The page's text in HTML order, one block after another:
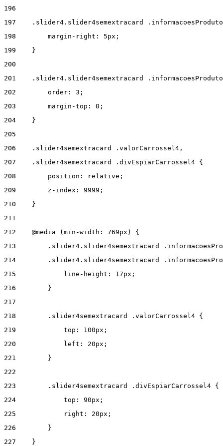
196
197
.slider4.slider4semextracard
198
        margin-right: 5px;
199
    }
200
201
.slider4.slider4semextracard
202
        order: 3;
203
        margin-top: 0;
204
    }
205
206
    .slider4semextracard .valorCarrossel4,
207
    .slider4semextracard .divEspiarCarrossel4 {
208
        position: relative;
209
        z-index: 9999;
210
    }
211
212
    @media (min-width: 769px) {
213
.slider4.slider4semextracard
214
.slider4.slider4semextracard
215
            line-height: 17px;
216
        }
217
218
        .slider4semextracard .valorCarrossel4 {
219
            top: 100px;
220
            left: 20px;
221
        }
222
223
        .slider4semextracard .divEspiarCarrossel4 {
224
            top: 90px;
225
            right: 20px;
226
        }
227
    }